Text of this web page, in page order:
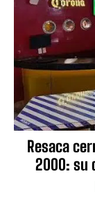
Resaca
2000: su